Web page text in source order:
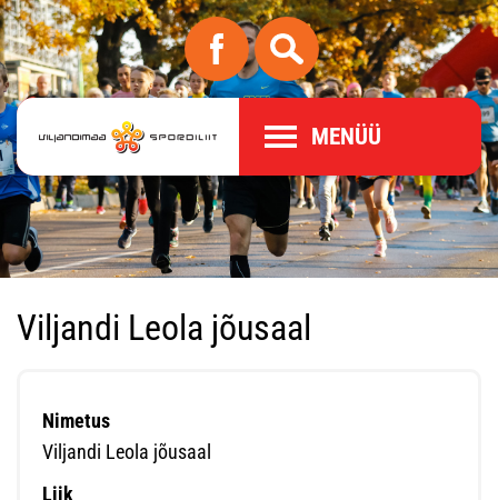
MENÜÜ
Viljandi Leola jõusaal
Nimetus
Viljandi Leola jõusaal
Liik